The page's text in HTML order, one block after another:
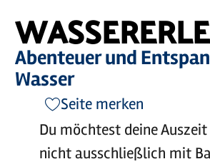
Abenteuer und
Wasser
Seite merken
Du möchtest deine
nicht ausschließlich mit